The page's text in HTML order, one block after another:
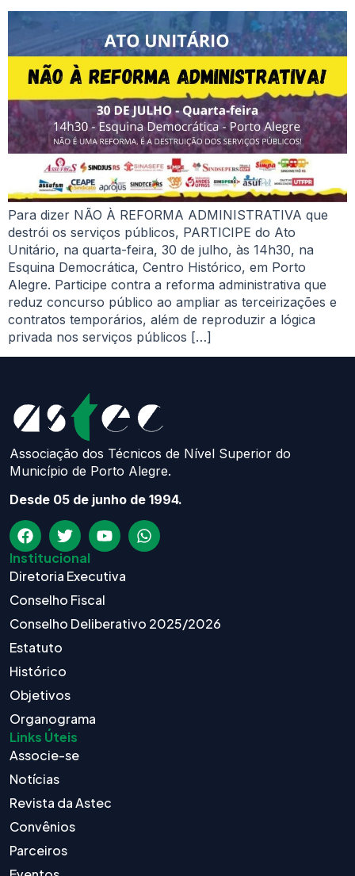
Para dizer NÃO À REFORMA ADMINISTRATIVA que
destrói os serviços públicos, PARTICIPE do Ato
Unitário, na quarta-feira, 30 de julho, às 14h30, na
Esquina Democrática, Centro Histórico, em Porto
Alegre. Participe contra a reforma administrativa que
reduz concurso público ao ampliar as terceirizações e
contratos temporários, além de reproduzir a lógica
privada nos serviços públicos […]
Associação dos Técnicos de Nível Superior do
Município de Porto Alegre.
Desde 05 de junho de 1994.
Institucional
Diretoria Executiva
Conselho Fiscal
Conselho Deliberativo 2025/2026
Estatuto
Histórico
Objetivos
Organograma
Links Úteis
Associe-se
Notícias
Revista da Astec
Convênios
Parceiros